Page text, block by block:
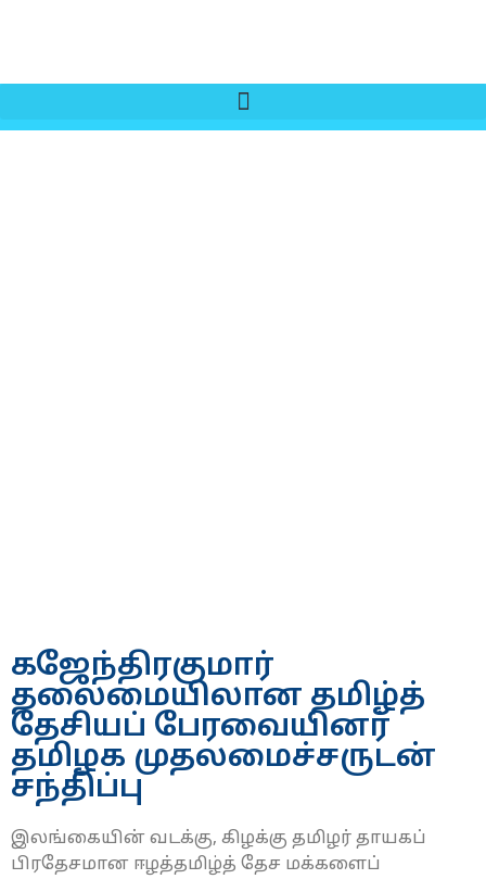
கஜேந்திரகுமார்
தலைமையிலான தமிழ்த்
தேசியப் பேரவையினர்
தமிழக முதலமைச்சருடன்
சந்திப்பு
இலங்கையின் வடக்கு, கிழக்கு தமிழர் தாயகப்
பிரதேசமான ஈழத்தமிழ்த் தேச மக்களைப்